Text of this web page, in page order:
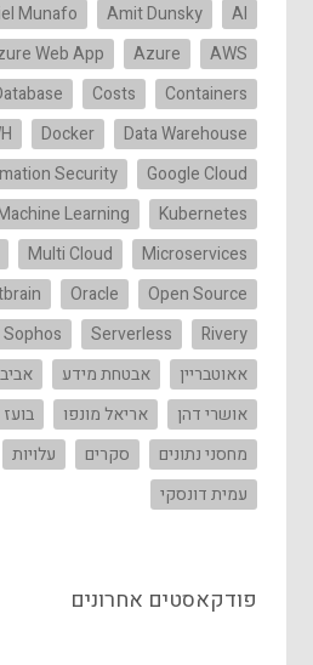
AI
Amit Dunsky
Munafo
AWS
Azure
Web App
Containers
Costs
Data Warehouse
Docker
Google Cloud
Security
Kubernetes
Learning
Microservices
Multi Cloud
Open Source
Oracle
Rivery
Serverless
Sophos
אאוטבריין
אבטחת מידע אביב
אושרי דהן
אריאל מונפו בועז
מחסני נתונים
סקרים עלויות
עמית דונסקי
פודקאסטים אחרונים